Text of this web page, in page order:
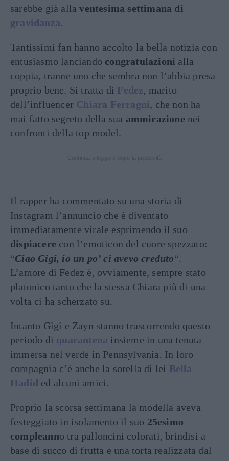
sarebbe già allaventesima settimana di
gravidanza.
Tantissimi fan hanno accolto la bella notizia con
entusiasmo lanciando congratulazioni alla
coppia, tranne uno che sembra non l’abbia presa
proprio bene. Si tratta di Fedez, marito
dell’influencer Chiara Ferragni, che non ha
mai fatto segreto della sua ammirazione nei
confronti della top model.
Il rapper ha commentato su una storia di
Instagram l’annuncio che è diventato
immediatamente virale esprimendo il suo
dispiacere con l’emoticon del cuore spezzato:
“Ciao Gigi, io un po’ ci avevo creduto“.
L’amore di Fedez è, ovviamente, sempre stato
platonico tanto che la stessa Chiara più di una
volta ci ha scherzato su.
Intanto Gigi e Zayn stanno trascorrendo questo
periodo di quarantena insieme in una tenuta
immersa nel verde in Pennsylvania. In loro
compagnia c’è anche la sorella di lei Bella
Hadid ed alcuni amici.
Proprio la scorsa settimana la modella aveva
festeggiato in isolamento il suo 25esimo
compleanno tra palloncini colorati, brindisi a
base di succo di frutta e una torta realizzata dal